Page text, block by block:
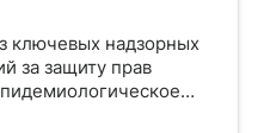
ключевых надзорных
за защиту прав
соблюдения